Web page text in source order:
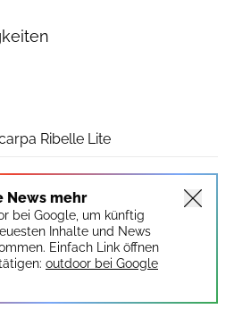
Ribelle Lite
News mehr
bei Google, um künftig
Inhalte und News
Einfach Link öffnen
outdoor bei Google